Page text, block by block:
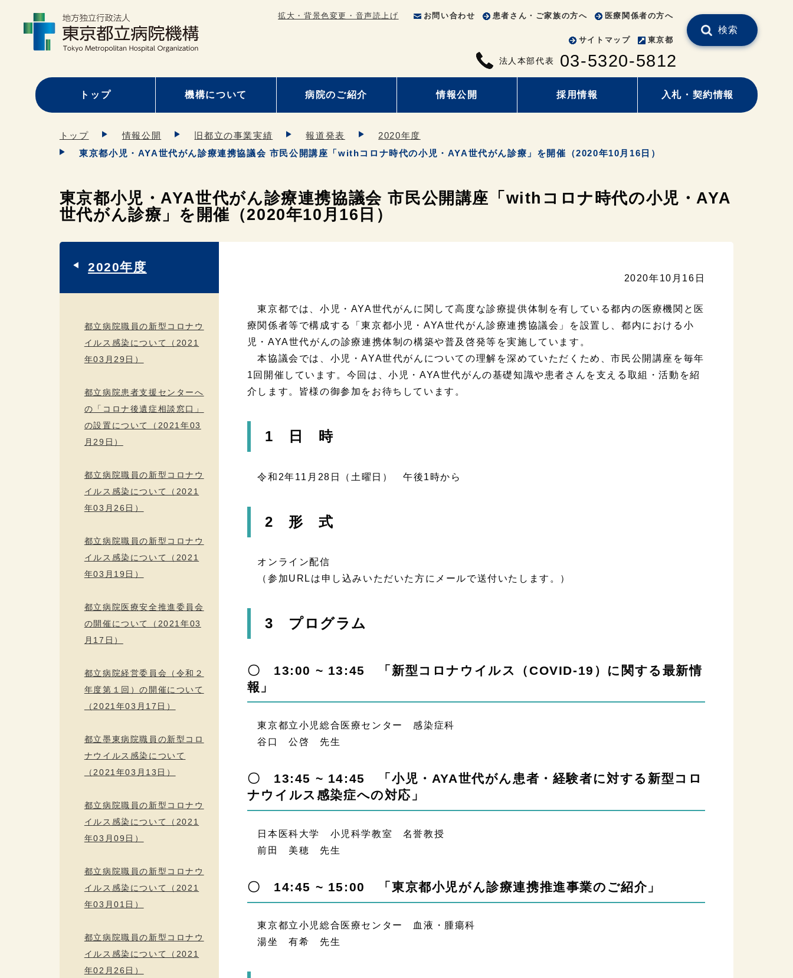
拡大・背景色変更・音声読上げ お問い合わせ 患者さん・ご家族の方へ 医療関係者の方へ
サイトマップ 東京都
法人本部代表 03-5320-5812
検索
トップ 機構について 病院のご紹介 情報公開 採用情報 入札・契約情報
トップ 情報公開 旧都立の事業実績 報道発表
2020年度
東京都小児・AYA世代がん診療連携協議会 市民公開講座「withコロナ時代の小児・AYA世代がん診療」を開催（2020年10月16日）
東京都小児・AYA世代がん診療連携協議会 市民公開講座「withコロナ時代の小児・AYA
世代がん診療」を開催（2020年10月16日）
2020年10月16日
東京都では、小児・AYA世代がんに関して高度な診療提供体制を有している都内の医療機関と医
療関係者等で構成する「東京都小児・AYA世代がん診療連携協議会」を設置し、都内における小
児・AYA世代がんの診療連携体制の構築や普及啓発等を実施しています。
本協議会では、小児・AYA世代がんについての理解を深めていただくため、市民公開講座を毎年
1回開催しています。今回は、小児・AYA世代がんの基礎知識や患者さんを支える取組・活動を紹
介します。皆様の御参加をお待ちしています。
1 日 時
令和2年11月28日（土曜日） 午後1時から
2 形 式
オンライン配信
（参加URLは申し込みいただいた方にメールで送付いたします。）
3 プログラム
〇 13:00 ~ 13:45 「新型コロナウイルス（COVID-19）に関する最新情
報」
東京都立小児総合医療センター 感染症科
谷口 公啓 先生
〇 13:45 ~ 14:45 「小児・AYA世代がん患者・経験者に対する新型コロ
ナウイルス感染症への対応」
日本医科大学 小児科学教室 名誉教授
前田 美穂 先生
〇 14:45 ~ 15:00 「東京都小児がん診療連携推進事業のご紹介」
東京都立小児総合医療センター 血液・腫瘍科
湯坐 有希 先生
2020年度
都立病院職員の新型コロナウ
イルス感染について（2021
年03月29日）
都立病院患者支援センターへ
の「コロナ後遺症相談窓口」
の設置について（2021年03
月29日）
都立病院職員の新型コロナウ
イルス感染について（2021
年03月26日）
都立病院職員の新型コロナウ
イルス感染について（2021
年03月19日）
都立病院医療安全推進委員会
の開催について（2021年03
月17日）
都立病院経営委員会（令和２
年度第１回）の開催について
（2021年03月17日）
都立墨東病院職員の新型コロ
ナウイルス感染について
（2021年03月13日）
都立病院職員の新型コロナウ
イルス感染について（2021
年03月09日）
都立病院職員の新型コロナウ
イルス感染について（2021
年03月01日）
都立病院職員の新型コロナウ
イルス感染について（2021
年02月26日）